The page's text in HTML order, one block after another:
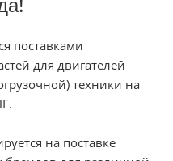
поставками
для двигателей
техники на
на поставке